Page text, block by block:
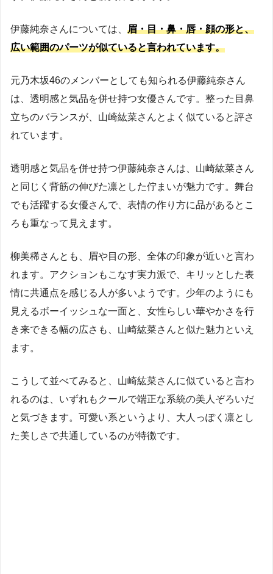
伊藤純奈さんについては、 眉・目・鼻・唇・顔の形と、
広い範囲のパーツが似ていると言われています。
元乃木坂46のメンバーとしても知られる伊藤純奈さん
は、透明感と気品を併せ持つ女優さんです。整った目鼻
立ちのバランスが、山崎紘菜さんとよく似ていると評さ
れています。
透明感と気品を併せ持つ伊藤純奈さんは、山崎紘菜さん
と同じく背筋の伸びた凛とした佇まいが魅力です。舞台
でも活躍する女優さんで、表情の作り方に品があるとこ
ろも重なって見えます。
柳美稀さんとも、眉や目の形、全体の印象が近いと言わ
れます。アクションもこなす実力派で、キリッとした表
情に共通点を感じる人が多いようです。少年のようにも
見えるボーイッシュな一面と、女性らしい華やかさを行
き来できる幅の広さも、山崎紘菜さんと似た魅力といえ
ます。
こうして並べてみると、山崎紘菜さんに似ていると言わ
れるのは、いずれもクールで端正な系統の美人ぞろいだ
と気づきます。可愛い系というより、大人っぽく凛とし
た美しさで共通しているのが特徴です。